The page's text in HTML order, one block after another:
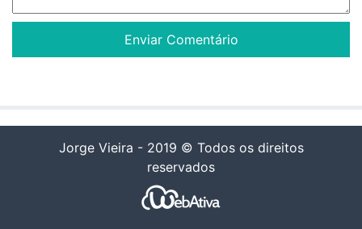
Jorge Vieira - 2019 © Todos os direitos
reservados